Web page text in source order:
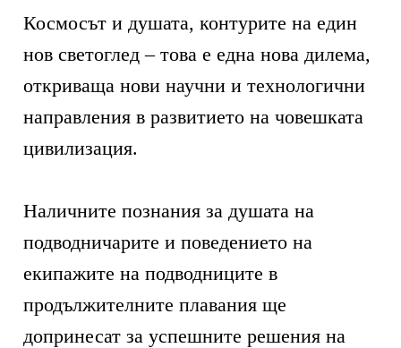
Космосът и душата, контурите на един
нов светоглед – това е една нова дилема,
откриваща нови научни и технологични
направления в развитието на човешката
цивилизация.
Наличните познания за душата на
подводничарите и поведението на
екипажите на подводниците в
продължителните плавания ще
допринесат за успешните решения на